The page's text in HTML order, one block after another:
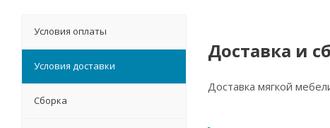
Доставка и
Доставка мягкой
Условия оплаты
Условия доставки
Сборка